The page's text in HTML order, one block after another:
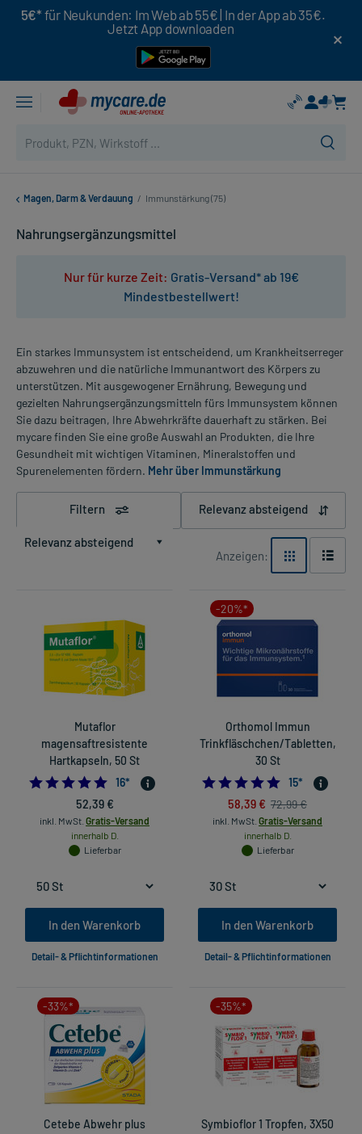
5€* für Neukunden: Im Web ab 55€ | In der App ab 35€.
Jetzt App downloaden
Magen, Darm & Verdauung / Immunstärkung (75)
Nahrungsergänzungsmittel
Nur für kurze Zeit: Gratis-Versand* ab 19€
Mindestbestellwert!
Ein starkes Immunsystem ist entscheidend, um Krankheitserreger
abzuwehren und die natürliche Immunantwort des Körpers zu
unterstützen. Mit ausgewogener Ernährung, Bewegung und
gezielten Nahrungsergänzungsmitteln fürs Immunsystem können
Sie dazu beitragen, Ihre Abwehrkräfte dauerhaft zu stärken. Bei
mycare finden Sie eine große Auswahl an Produkten, die Ihre
Gesundheit mit wichtigen Vitaminen, Mineralstoffen und
Spurenelementen fördern. Mehr über Immunstärkung
Filtern Relevanz absteigend
Relevanz absteigend
Anzeigen:
Mutaflor
magensaftresistente
Hartkapseln, 50 St
5.0
16*
52,39 €
inkl. MwSt. Gratis-Versand
innerhalb D.
Lieferbar
In den Warenkorb
Detail- & Pflichtinformationen
-20%*
Orthomol Immun
Trinkfläschchen/Tabletten,
30 St
15*
58,39 € 72,99 €
inkl. MwSt. Gratis-Versand
innerhalb D.
Lieferbar
In den Warenkorb
Detail- & Pflichtinformationen
-33%*
Cetebe Abwehr plus
-35%*
Symbioflor 1 Tropfen, 3X50